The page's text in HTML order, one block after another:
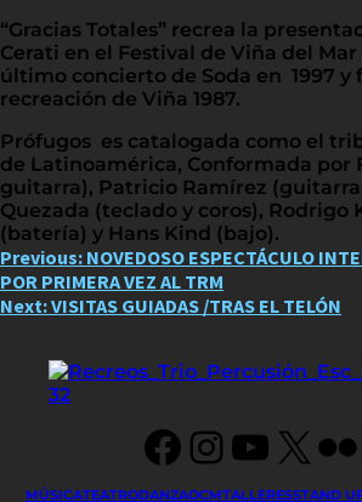
“Gracias Totales” recrea la
Cerati en el Festival de Viña del Mar
último concierto de Soda en 1997 y
recreación de Viña 1987.
Prófugos es catalogada como el
de Latinoamérica, Conformada por
guitarra), Patricio Ramírez
Quezada (teclado y coros), Rodrigo
(batería) y Hans Kind (bajo).
Post
navigation
Previous: NOVEDOSO ESPECTÁCULO
POR PRIMERA VEZ AL TRM
Next:VISITAS GUIADAS /TRAS EL TELÓN
Facebook
X
MÚSICATEATRODANZAOCMTALLERESSTAND